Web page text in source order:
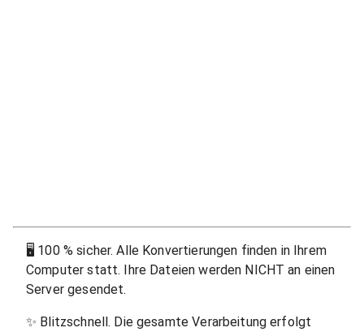
🖥 100 % sicher. Alle Konvertierungen finden in Ihrem
Computer statt. Ihre Dateien werden NICHT an einen
Server gesendet.
✨ Blitzschnell. Die gesamte Verarbeitung erfolgt